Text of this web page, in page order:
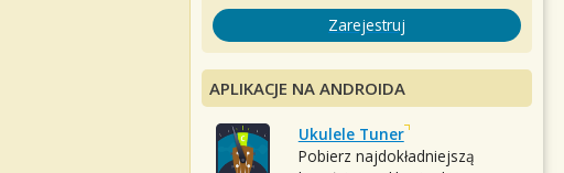
Zarejestruj
APLIKACJE NA ANDROIDA
Ukulele Tuner
Pobierz najdokładniejszą